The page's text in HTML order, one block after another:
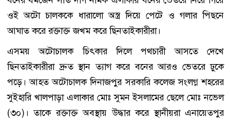
ওই অটো চালককে ধারালো অস্ত্র দিয়ে পেটে ও গলার পিছনে
আঘাত করে রক্তাক্ত জখম করে ছিনতাইকারীরা।
এসময় অটোচালক চিৎকার দিলে পথচারী আসতে দেখে
ছিনতাইকারীরা দ্রুত স্থান ত্যাগ করে বনের আরও ভেতরে ঢুকে
পড়ে। আহত অটোচালক দিনাজপুর সরকারি কলেজ সংলগ্ন শহরের
সুইহারি খালপাড়া এলাকার মোঃ সুমন ইসলামের ছেলে মোঃ নভেল
(৩০)। তাকে রক্তাক্ত অবস্থায় উদ্ধার করে স্থানীয়রা এনায়েতপুর